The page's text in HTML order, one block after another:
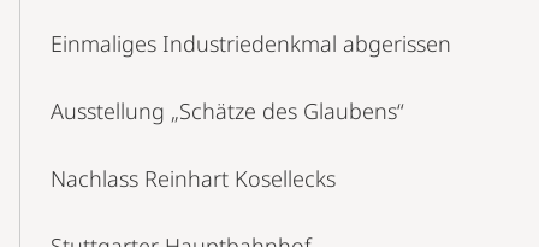
Einmaliges Industriedenkmal abgerissen
Ausstellung „Schätze des Glaubens“
Nachlass Reinhart Kosellecks